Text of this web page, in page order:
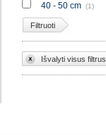
40 - 50 cm (1)
Filtruoti
Išvalyti visus filtrus